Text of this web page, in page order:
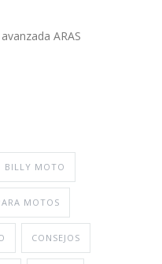
ARAS
BILLY MOTO
MOTOS
CONSEJOS